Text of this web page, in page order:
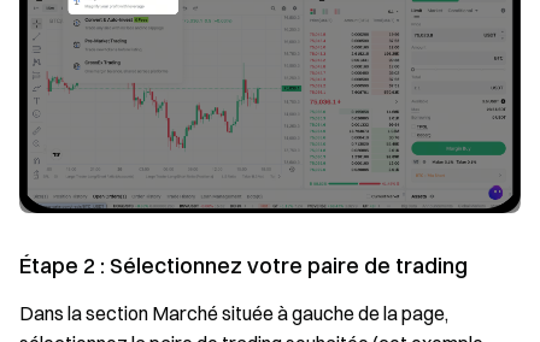
Étape 2 : Sélectionnez votre paire de trading
Dans la section Marché située à gauche de la page,